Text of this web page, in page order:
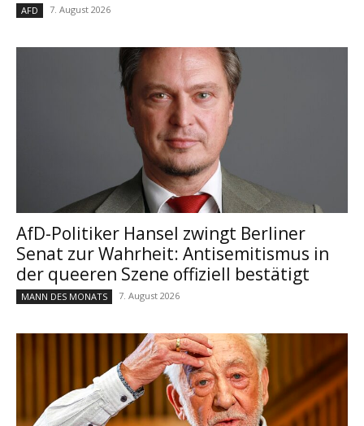
AFD 7. August 2026
AfD-Politiker Hansel zwingt Berliner
Senat zur Wahrheit: Antisemitismus in
der queeren Szene offiziell bestätigt
MANN DES MONATS 7. August 2026